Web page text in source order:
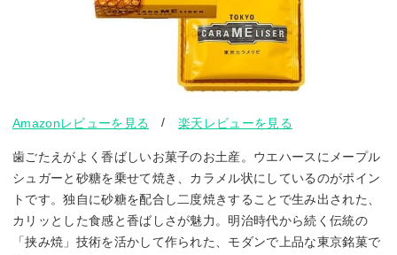
Amazonレビューを見る /楽天レビューを見る
歯ごたえがよく香ばしいお菓子のお土産。ウエハースにメープル
シュガーと砂糖を乗せて焼き、カラメル状にしているのがポイン
トです。独自に砂糖を配合し二度焼きすることで生み出された、
カリッとした食感と香ばしさが魅力。明治時代から続く伝統の
「挟み焼」技術を活かして作られた、モダンで上品な東京銘菓で